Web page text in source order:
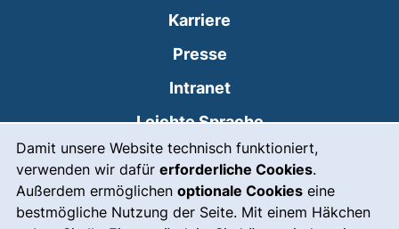
Damit unsere Website technisch funktioniert,
verwenden wir dafür erforderliche Cookies.
Außerdem ermöglichen optionale Cookies eine
bestmögliche Nutzung der Seite. Mit einem Häkchen
Karriere
Presse
Intranet(externer Link, öffnet
Leichte Sprache
Gebärdensprache
Notfall(externer Link, öffnet
Impressum